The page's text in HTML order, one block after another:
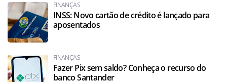
FINANÇAS
INSS: Novo cartão de crédito é lançado para
aposentados
FINANÇAS
Fazer Pix sem saldo? Conheça o recurso do
banco Santander